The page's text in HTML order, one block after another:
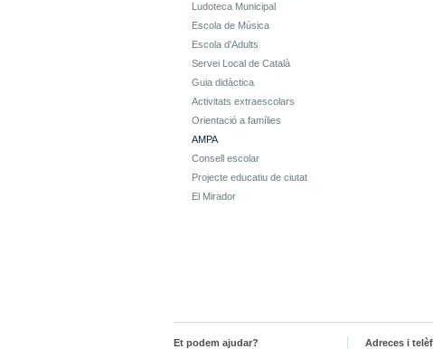
Ludoteca Municipal
Escola de Música
Escola d'Adults
Servei Local de Català
Guia didàctica
Activitats extraescolars
Orientació a famílies
AMPA
Consell escolar
Projecte educatiu de ciutat
El Mirador
Et podem ajudar? Adreces i